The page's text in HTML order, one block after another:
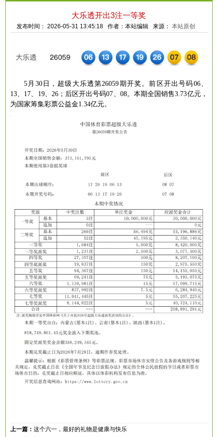
大乐透开出3注一等奖
发布时间： 2026-05-31 13:45:18 作者：本站编辑 来源：本站原创
5月30日，超级大乐透第26059期开奖。前区开出号码06、
13、17、19、26；后区开出号码07、08。本期全国销售3.73亿元，
为国家筹集彩票公益金1.34亿元。
上一篇：这个六一，最好的礼物是健康与快乐